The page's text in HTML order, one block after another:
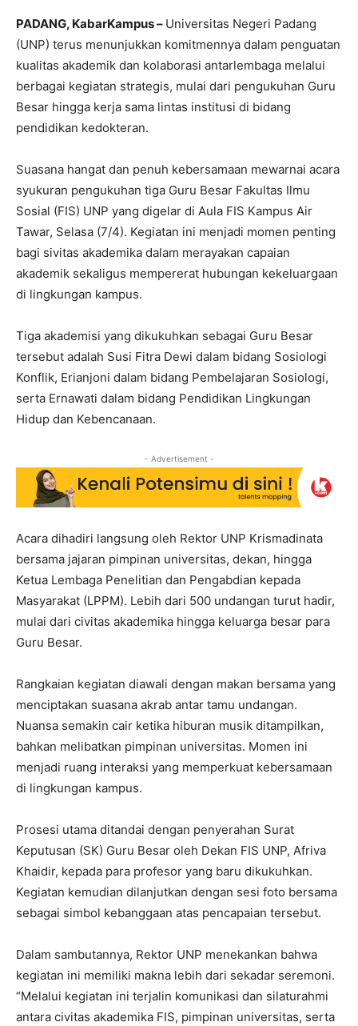
PADANG, KabarKampus – Universitas Negeri Padang
(UNP) terus menunjukkan komitmennya dalam penguatan
kualitas akademik dan kolaborasi antarlembaga melalui
berbagai kegiatan strategis, mulai dari pengukuhan Guru
Besar hingga kerja sama lintas institusi di bidang
pendidikan kedokteran.
Suasana hangat dan penuh kebersamaan mewarnai acara
syukuran pengukuhan tiga Guru Besar Fakultas Ilmu
Sosial (FIS) UNP yang digelar di Aula FIS Kampus Air
Tawar, Selasa (7/4). Kegiatan ini menjadi momen penting
bagi sivitas akademika dalam merayakan capaian
akademik sekaligus mempererat hubungan kekeluargaan
di lingkungan kampus.
Tiga akademisi yang dikukuhkan sebagai Guru Besar
tersebut adalah Susi Fitra Dewi dalam bidang Sosiologi
Konflik, Erianjoni dalam bidang Pembelajaran Sosiologi,
serta Ernawati dalam bidang Pendidikan Lingkungan
Hidup dan Kebencanaan.
- Advertisement -
Acara dihadiri langsung oleh Rektor UNP Krismadinata
bersama jajaran pimpinan universitas, dekan, hingga
Ketua Lembaga Penelitian dan Pengabdian kepada
Masyarakat (LPPM). Lebih dari 500 undangan turut hadir,
mulai dari civitas akademika hingga keluarga besar para
Guru Besar.
Rangkaian kegiatan diawali dengan makan bersama yang
menciptakan suasana akrab antar tamu undangan.
Nuansa semakin cair ketika hiburan musik ditampilkan,
bahkan melibatkan pimpinan universitas. Momen ini
menjadi ruang interaksi yang memperkuat kebersamaan
di lingkungan kampus.
Prosesi utama ditandai dengan penyerahan Surat
Keputusan (SK) Guru Besar oleh Dekan FIS UNP, Afriva
Khaidir, kepada para profesor yang baru dikukuhkan.
Kegiatan kemudian dilanjutkan dengan sesi foto bersama
sebagai simbol kebanggaan atas pencapaian tersebut.
Dalam sambutannya, Rektor UNP menekankan bahwa
kegiatan ini memiliki makna lebih dari sekadar seremoni.
“Melalui kegiatan ini terjalin komunikasi dan silaturahmi
antara civitas akademika FIS, pimpinan universitas, serta